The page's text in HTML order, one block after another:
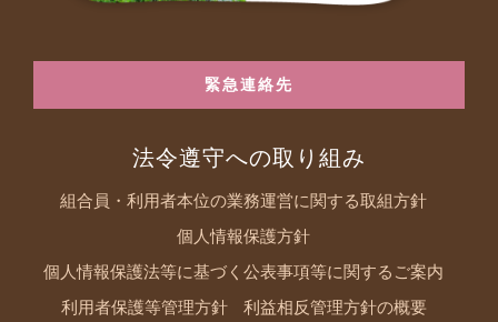
緊急連絡先
法令遵守への取り組み
組合員・利用者本位の業務運営に関する取組方針
個人情報保護方針
個人情報保護法等に基づく公表事項等に関するご案内
利用者保護等管理方針 利益相反管理方針の概要